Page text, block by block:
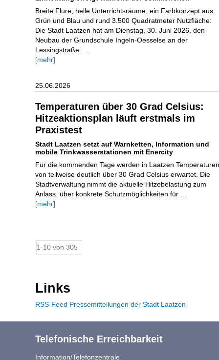
Breite Flure, helle Unterrichtsräume, ein Farbkonzept aus
Grün und Blau und rund 3.500 Quadratmeter Nutzfläche:
Die Stadt Laatzen hat am Dienstag, 30. Juni 2026, den
Neubau der Grundschule Ingeln-Oesselse an der
Lessingstraße ...
[mehr]
Temperaturen über 30 Grad Celsius:
Hitzeaktionsplan läuft erstmals im
Praxistest
Stadt Laatzen setzt auf Warnketten, Information und
mobile Trinkwasserstationen mit Enercity
Für die kommenden Tage werden in Laatzen Temperaturen
von teilweise deutlich über 30 Grad Celsius erwartet. Die
Stadtverwaltung nimmt die aktuelle Hitzebelastung zum
Anlass, über konkrete Schutzmöglichkeiten für ...
[mehr]
25.06.2026
1-10 von 305
Links
RSS-Feed Pressemitteilungen der Stadt Laatzen
Telefonische Erreichbarkeit
Information/Telefonzentrale